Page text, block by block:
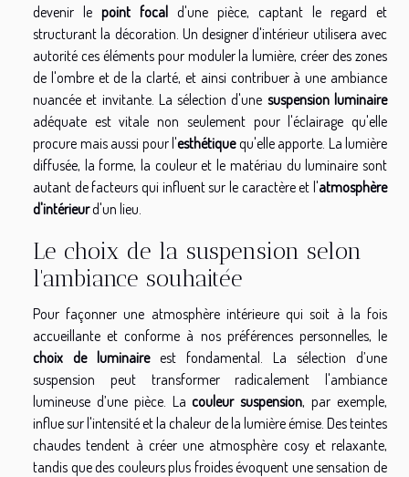
devenir le point focal d'une pièce, captant le regard et
structurant la décoration. Un designer d'intérieur utilisera avec
autorité ces éléments pour moduler la lumière, créer des zones
de l'ombre et de la clarté, et ainsi contribuer à une ambiance
nuancée et invitante. La sélection d'une suspension luminaire
adéquate est vitale non seulement pour l'éclairage qu'elle
procure mais aussi pour l'esthétiquequ'elle apporte. La lumière
diffusée, la forme, la couleur et le matériau du luminaire sont
autant de facteurs qui influent sur le caractère et l'atmosphère
d'intérieurd'un lieu.
Le choix de la suspension selon
l'ambiance souhaitée
Pour façonner une atmosphère intérieure qui soit à la fois
accueillante et conforme à nos préférences personnelles, le
choix de luminaireest fondamental. La sélection d’une
suspension peut transformer radicalement l'ambiance
lumineuse d’une pièce. Lacouleur suspension, par exemple,
influe sur l'intensité et la chaleur de la lumière émise. Des teintes
chaudes tendent à créer une atmosphère cosy et relaxante,
tandis que des couleurs plus froides évoquent une sensation de